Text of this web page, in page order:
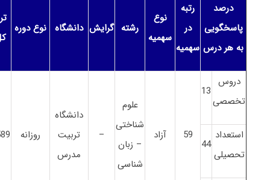
درصد
پاسخگویی
به هر درس
رتبه
در
سهمیه
نوع
سهمیه
رشته گرایش دانشگاه نوع دوره
دروس
تخصصی
13
59 آزاد
علوم
شناختی
– زبان
شناسی
–
دانشگاه
تربیت
مدرس
روزانه
استعداد
تحصیلی
44